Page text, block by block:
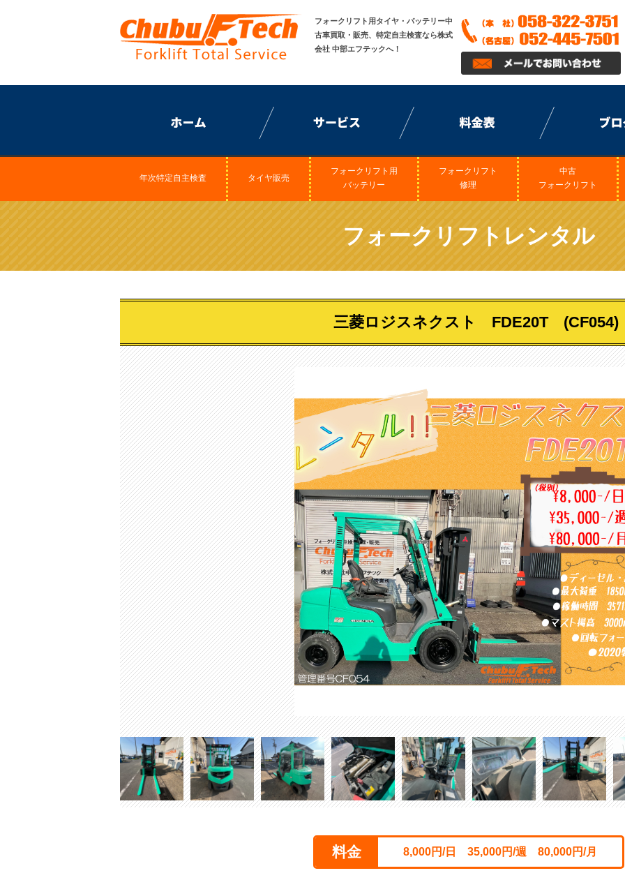
フォークリフト用タイヤ・バッテリー中
古車買取・販売、特定自主検査なら株式
会社 中部エフテックへ！
年次特定自主検査 タイヤ販売
フォークリフト用
バッテリー
フォークリフト
修理
中古
フォークリフト
フォークリフトレンタル
三菱ロジスネクスト FDE20T (CF054)
料金 8,000円/日 35,000円/週 80,000円/月